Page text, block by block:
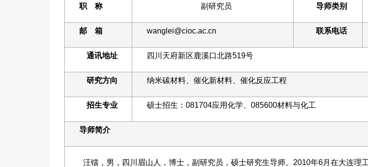
职 称 副研究员 导师类别
邮 箱 wanglei@cioc.ac.cn 联系电话
通讯地址 四川天府新区鹿溪口北路519号
研究方向 纳米碳材料、催化新材料、催化反应工程
招生专业 硕士招生：081704应用化学、085600材料与化工
导师简介
汪镭，男，四川眉山人，博士，副研究员，硕士研究生导师。2010年6月在大连